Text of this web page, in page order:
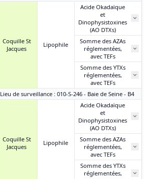
Coquille St
Jacques
Lipophile
Acide Okadaïque
et
Dinophysistoxines
(AO DTXs)
Somme des AZAs
réglementées,
avec TEFs
Somme des YTXs
réglementées,
avec TEFs
Lieu de surveillance : 010-S-246 - Baie de Seine - B4
Coquille St
Jacques
Lipophile
Acide Okadaïque
et
Dinophysistoxines
(AO DTXs)
Somme des AZAs
réglementées,
avec TEFs
Somme des YTXs
réglementées,